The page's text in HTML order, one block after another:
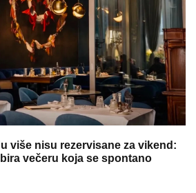
više nisu rezervisane za vikend:
večeru koja se spontano